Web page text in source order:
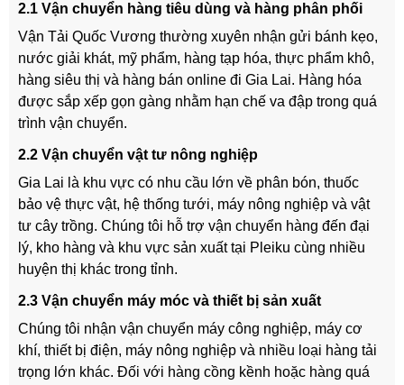
2.1 Vận chuyển hàng tiêu dùng và hàng phân phối
Vận Tải Quốc Vương thường xuyên nhận gửi bánh kẹo,
nước giải khát, mỹ phẩm, hàng tạp hóa, thực phẩm khô,
hàng siêu thị và hàng bán online đi Gia Lai. Hàng hóa
được sắp xếp gọn gàng nhằm hạn chế va đập trong quá
trình vận chuyển.
2.2 Vận chuyển vật tư nông nghiệp
Gia Lai là khu vực có nhu cầu lớn về phân bón, thuốc
bảo vệ thực vật, hệ thống tưới, máy nông nghiệp và vật
tư cây trồng. Chúng tôi hỗ trợ vận chuyển hàng đến đại
lý, kho hàng và khu vực sản xuất tại Pleiku cùng nhiều
huyện thị khác trong tỉnh.
2.3 Vận chuyển máy móc và thiết bị sản xuất
Chúng tôi nhận vận chuyển máy công nghiệp, máy cơ
khí, thiết bị điện, máy nông nghiệp và nhiều loại hàng tải
trọng lớn khác. Đối với hàng cồng kềnh hoặc hàng quá